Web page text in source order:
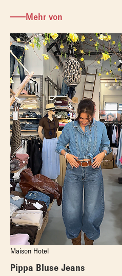
Mehr von
Maison Hotel
Pippa Bluse Jeans